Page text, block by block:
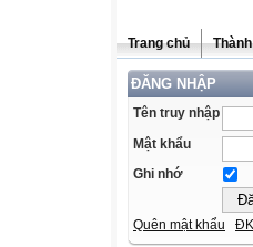
Trang chủ
ĐĂNG NHẬP
Tên truy nhập
Mật khẩu
Ghi nhớ
Quên mật khẩu